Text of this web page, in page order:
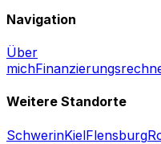
Navigation
Über
mich
Weitere Standorte
SchwerinKielFlensburg